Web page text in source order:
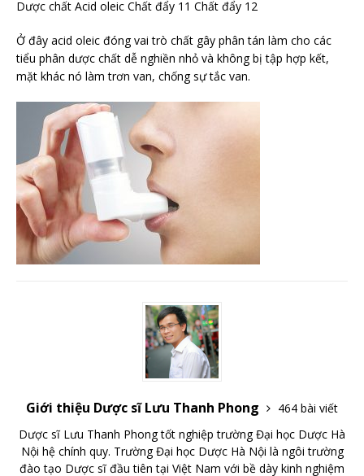
Dược chất Acid oleic Chất đẩy 11 Chất đẩy 12
Ở đây acid oleic đóng vai trò chất gây phân tán làm cho các
tiểu phân dược chất dễ nghiền nhỏ và không bị tập hợp kết,
mặt khác nó làm trơn van, chống sự tắc van.
Giới thiệu Dược sĩ Lưu Thanh Phong
464 bài viết
Dược sĩ Lưu Thanh Phong tốt nghiệp trường Đại học Dược Hà
Nội hệ chính quy. Trường Đại học Dược Hà Nội là ngôi trường
đào tạo Dược sĩ đầu tiên tại Việt Nam với bề dày kinh nghiệm